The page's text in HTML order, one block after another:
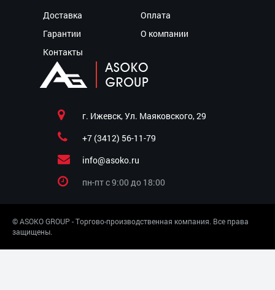
Доставка
Оплата
Гарантии
О компании
Контакты
г. Ижевск, Ул. Маяковского, 29
+7 (3412) 56-11-79
info@asoko.ru
пн-пт c 9:00 до 18:00
© ASOKO GROUP - Торгово-производственная компания. Все права
защищены.